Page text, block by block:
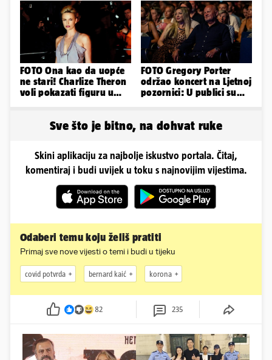
FOTO Ona kao da uopće
ne stari! Charlize Theron
voli pokazati figuru u
FOTO Gregory Porter
održao koncert na Ljetnoj
pozornici: U publici su
Sve što je bitno, na dohvat ruke
Skini aplikaciju za najbolje iskustvo portala. Čitaj,
komentiraj i budi uvijek u toku s najnovijim vijestima.
Odaberi temu koju želiš pratiti
Primaj sve nove vijesti o temi i budi u tijeku
covid potvrda bernard kaić korona
82 235